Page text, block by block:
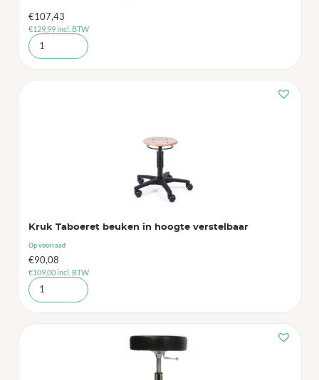
€107,43
€129,99incl. BTW
Kruk Taboeret beuken in hoogte verstelbaar
Op voorraad
€90,08
€109,00incl. BTW